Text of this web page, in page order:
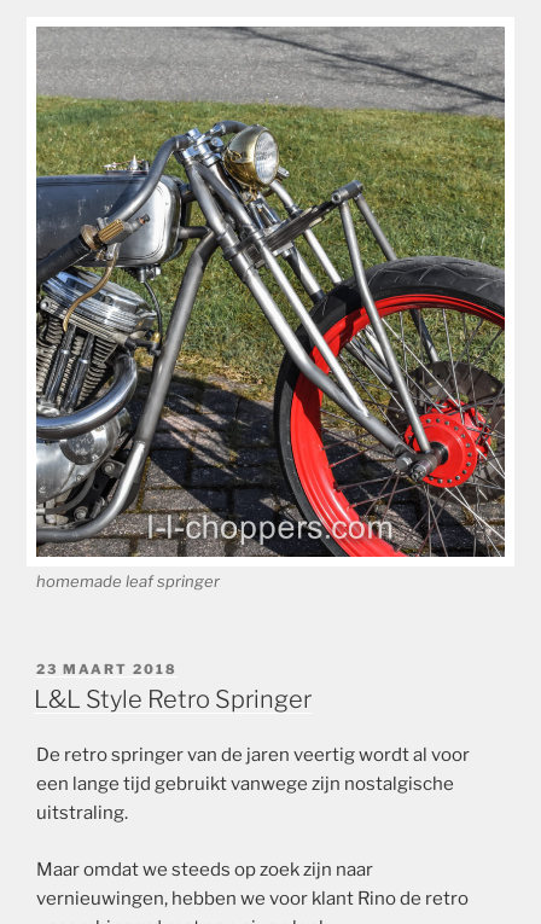
homemade leaf springer
GEPLAATST
OP
23 MAART 2018
L&L Style Retro Springer
De retro springer van de jaren veertig wordt al voor
een lange tijd gebruikt vanwege zijn nostalgische
uitstraling.
Maar omdat we steeds op zoek zijn naar
vernieuwingen, hebben we voor klant Rino de retro